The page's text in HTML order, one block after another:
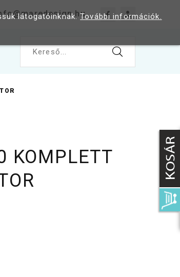
Kereső...
KOMPLETT
látogatóinknak.További információk.